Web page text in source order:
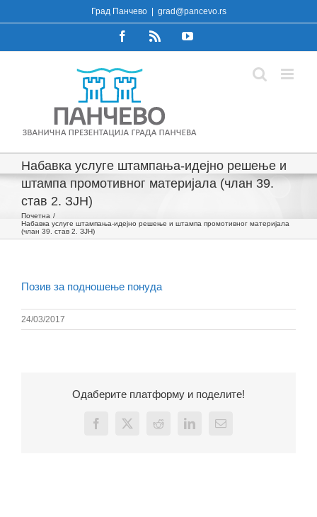
to
Град Панчево grad@pancevo.rs
FacebookRss YouTube
Набавка услуге штампања-идејно решење и
штампа промотивног материјала (члан 39.
став 2. ЗЈН)
Почетна
Набавка услуге штампања-идејно решење и штампа промотивног материјала
(члан 39. став 2. ЗЈН)
Позив за подношење понуда
24/03/2017
Одаберите платформу и поделите!
Facebook
X Reddit LinkedInEmail